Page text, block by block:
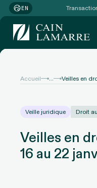
EN
Accueil ... Veilles en
Veille juridique Droit
Veilles en
16 au 22